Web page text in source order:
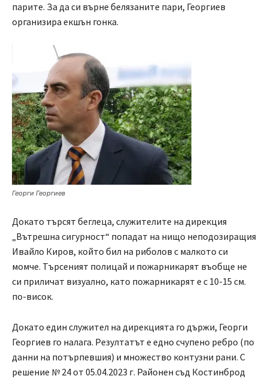
парите. За да си върне белязаните пари, Георгиев
организира екшън гонка.
Георги Георгиев
Докато търсят беглеца, служителите на дирекция
„Вътрешна сигурност“ попадат на нищо неподозиращия
Ивайло Киров, който бил на риболов с малкото си
момче. Търсеният полицай и пожарникарят въобще не
си приличат визуално, като пожарникарят е с 10-15 см.
по-висок.
Докато един служител на дирекцията го държи, Георги
Георгиев го налага. Резултатът е едно счупено ребро (по
данни на потърпевшия) и множество контузни рани. С
решение № 24 от 05.04.2023 г. Районен съд Костинброд